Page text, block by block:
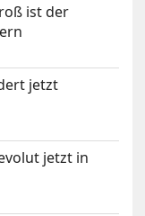
ist der
jetzt
jetzt in